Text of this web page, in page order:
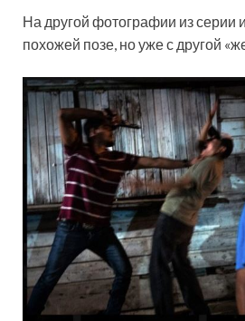
На другой фотографии из серии
похожей позе, но уже с другой